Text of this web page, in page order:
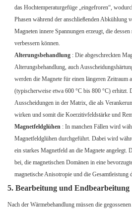
das Hochtemperaturgefüge „eingefroren“,
Phasen während der anschließenden Abkühlung
Magneten innere Spannungen erzeugt, die
verbessern können.
Alterungsbehandlung : Die abgeschreckten
Alterungsbehandlung, auch
werden die Magnete für einen längeren Zeitraum
(typischerweise etwa 600 °C bis 800 °C)
Ausscheidungen in der Matrix, die als
wirken und somit die Koerzitivfeldstärke und
Magnetfeldglühen : In manchen Fällen wird
Magnetfeldglühen durchgeführt. Dabei wird
ein starkes Magnetfeld an die Magnete angelegt.
bei, die magnetischen Domänen in eine
magnetische Anisotropie und die Gesamtleistung
5. Bearbeitung und Endbearbeitung
Nach der Wärmebehandlung müssen die